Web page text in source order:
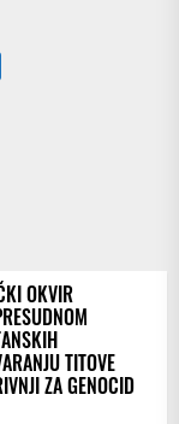
OKVIR
TITOVE
ZA GENOCID